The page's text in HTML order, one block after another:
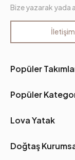
Popüler
Popüler
Lova Yatak
Doğtaş
Bize yazarak yada
İletişim